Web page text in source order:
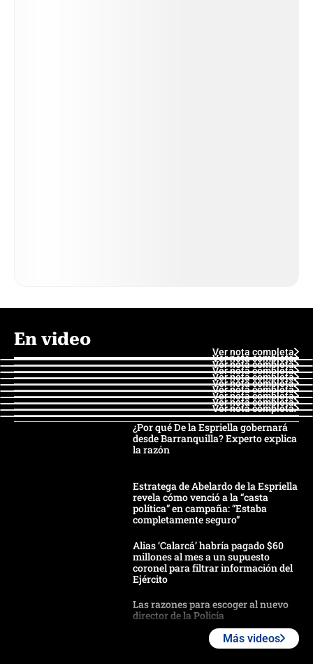
En video
Ver nota completa
Ver nota completa
Ver nota completa
Ver nota completa
Ver nota completa
Ver nota completa
Ver nota completa
Ver nota completa
Ver nota completa
Ver nota completa
¿Por qué De la Espriella gobernará
desde Barranquilla? Experto explica
la razón
Estratega de Abelardo de la Espriella
revela cómo venció a la “casta
política” en campaña: “Estaba
completamente seguro”
Alias ‘Calarcá’ habría pagado $60
millones al mes a un supuesto
coronel para filtrar información del
Ejército
Las razones para escoger al nuevo
director de la Policía
Más videos